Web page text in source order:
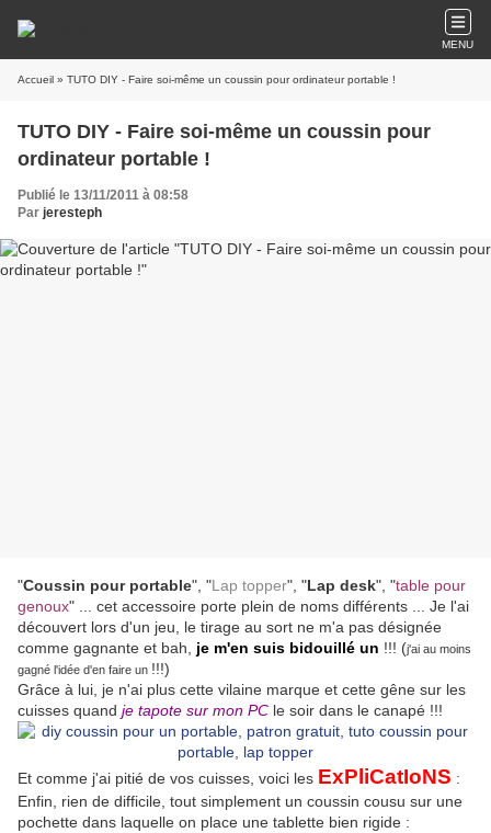
MENU
Accueil » TUTO DIY - Faire soi-même un coussin pour ordinateur portable !
TUTO DIY - Faire soi-même un coussin pour
ordinateur portable !
Publié le 13/11/2011 à 08:58
Par jeresteph
"Coussin pour portable", "Lap topper", "Lap desk", "table pour
genoux" ... cet accessoire porte plein de noms différents ... Je l'ai
découvert lors d'un jeu, le tirage au sort ne m'a pas désignée
comme gagnante et bah, je m'en suis bidouillé un !!! (j'ai au moins
gagné l'idée d'en faire un !!!)
Grâce à lui, je n'ai plus cette vilaine marque et cette gêne sur les
cuisses quand je tapote sur mon PC le soir dans le canapé !!!
Et comme j'ai pitié de vos cuisses, voici les ExPliCatIoNS :
Enfin, rien de difficile, tout simplement un coussin cousu sur une
pochette dans laquelle on place une tablette bien rigide :